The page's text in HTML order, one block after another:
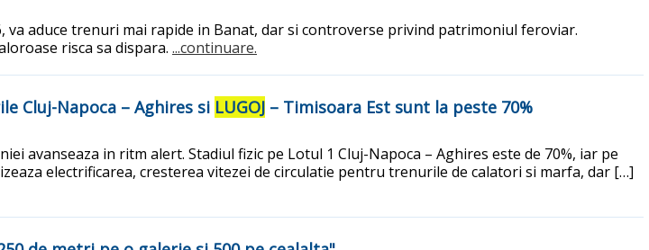
va aduce trenuri mai rapide in Banat, dar si controverse privind patrimoniul feroviar.
risca sa dispara. ...continuare.
Cluj-Napoca – Aghires si LUGOJ – Timisoara Est sunt la peste 70%
avanseaza in ritm alert. Stadiul fizic pe Lotul 1 Cluj-Napoca – Aghires este de 70%, iar pe
electrificarea, cresterea vitezei de circulatie pentru trenurile de calatori si marfa, dar […]